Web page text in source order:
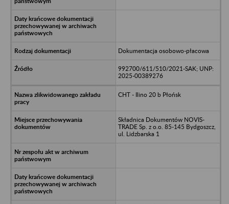
Dokumentacja osobowo-płacowa
992700/611/510/2021-SAK; UNP:
2025-00389276
CHT - Ilino 20 b Płońsk
Składnica Dokumentów NOVIS-
TRADE Sp. z o.o. 85-145 Bydgoszcz,
ul. Lidzbarska 1